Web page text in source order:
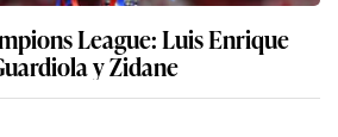
League: Luis Enrique
y Zidane